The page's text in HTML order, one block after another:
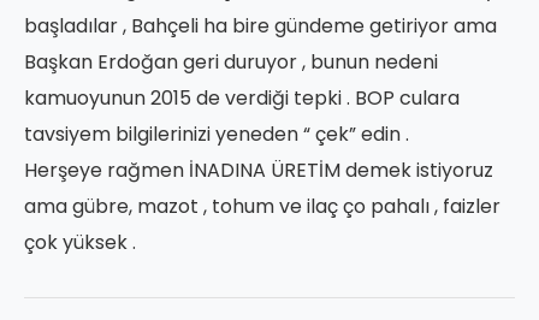
başladılar , Bahçeli ha bire gündeme getiriyor ama
Başkan Erdoğan geri duruyor , bunun nedeni
kamuoyunun 2015 de verdiği tepki . BOP culara
tavsiyem bilgilerinizi yeneden “ çek” edin .
Herşeye rağmen İNADINA ÜRETİM demek istiyoruz
ama gübre, mazot , tohum ve ilaç ço pahalı , faizler
çok yüksek .